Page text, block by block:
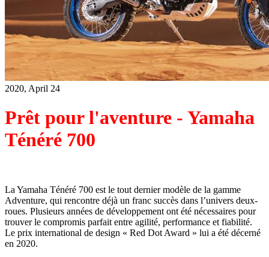
2020, April 24
Prêt pour l'aventure - Yamaha
Ténéré 700
La Yamaha Ténéré 700 est le tout dernier modèle de la gamme
Adventure, qui rencontre déjà un franc succès dans l’univers deux-
roues. Plusieurs années de développement ont été nécessaires pour
trouver le compromis parfait entre agilité, performance et fiabilité.
Le prix international de design « Red Dot Award » lui a été décerné
en 2020.